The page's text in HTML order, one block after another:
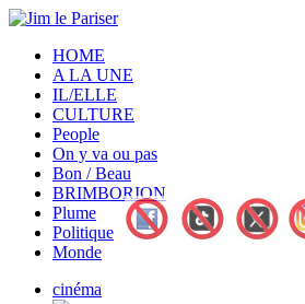
HOME
A LA UNE
IL/ELLE
CULTURE
People
On y va ou pas
Bon / Beau
BRIMBORION
Plume
Politique
Monde
cinéma